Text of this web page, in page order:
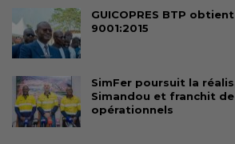
GUICOPRES BTP
9001:2015
SimFer poursuit la
Simandou et franchit
opérationnels